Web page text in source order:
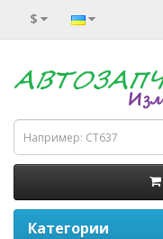
$
Категории